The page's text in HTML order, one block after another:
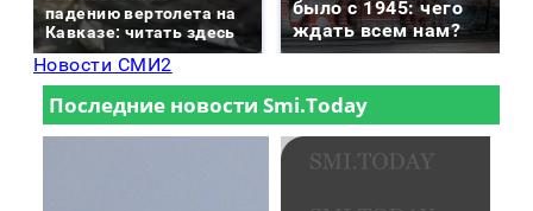
падению вертолета на
Кавказе: читать здесь
было с 1945: чего
ждать всем нам?
Новости СМИ2